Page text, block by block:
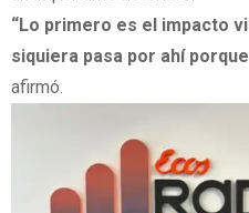
“Lo primero es el impacto
siquiera pasa por ahí
afirmó.